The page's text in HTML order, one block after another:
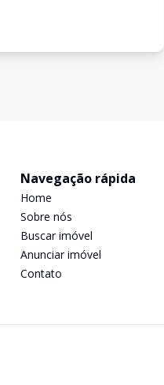
Navegação rápida
Home
Sobre nós
Buscar imóvel
Anunciar imóvel
Contato